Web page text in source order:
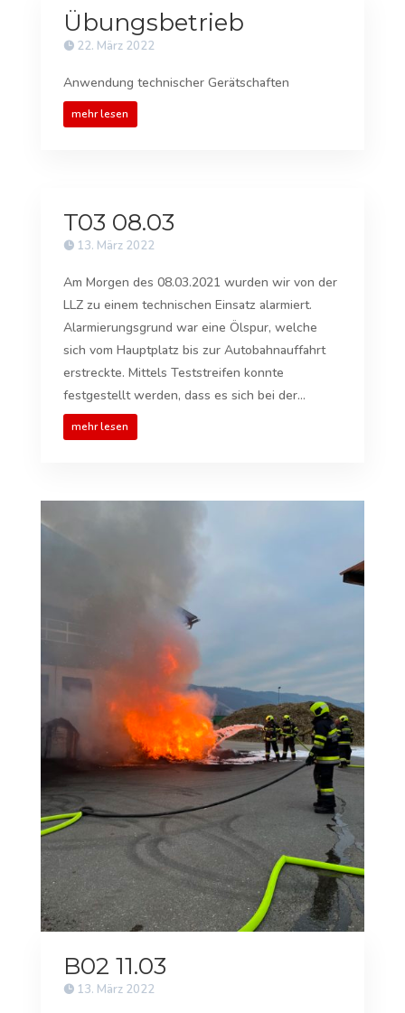
Übungsbetrieb
22. März 2022
Anwendung technischer Gerätschaften
mehr lesen
T03 08.03
13. März 2022
Am Morgen des 08.03.2021 wurden wir von der
LLZ zu einem technischen Einsatz alarmiert.
Alarmierungsgrund war eine Ölspur, welche
sich vom Hauptplatz bis zur Autobahnauffahrt
erstreckte. Mittels Teststreifen konnte
festgestellt werden, dass es sich bei der...
mehr lesen
B02 11.03
13. März 2022